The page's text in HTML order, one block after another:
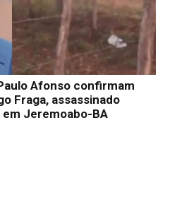
Afonso confirmam
Fraga, assassinado
Jeremoabo-BA